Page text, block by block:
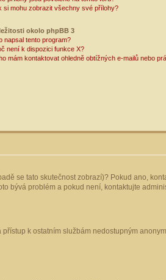
si mohu zobrazit všechny své přílohy?
okolo phpBB 3
napsal tento program?
není k dispozici funkce X?
mám kontaktovat ohledně obtížných e-mailů nebo
se tato skutečnost zobrazí)? Pokud ano,
bývá problém a pokud není, kontaktujte
k ostatním službám nedostupným